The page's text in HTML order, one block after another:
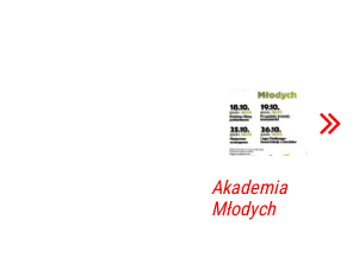
Akademia
Młodych